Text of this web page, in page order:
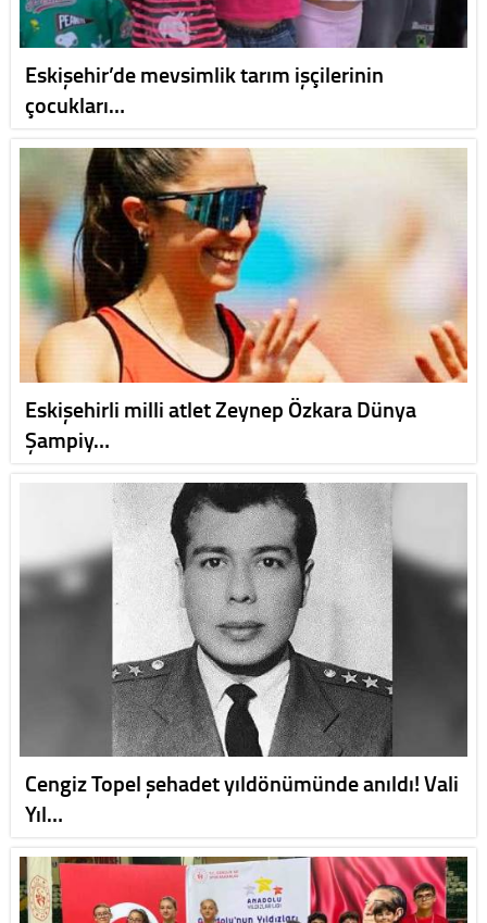
Eskişehir’de mevsimlik tarım işçilerinin
çocukları…
Eskişehirli milli atlet Zeynep Özkara Dünya
Şampiy…
Cengiz Topel şehadet yıldönümünde anıldı! Vali
Yıl…